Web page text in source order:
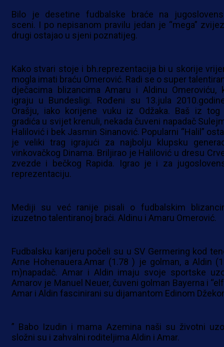
Bilo je desetine fudbalske braće na
sceni. I po nepisanom pravilu jedan je “mega”
drugi ostajao u sjeni poznatijeg.
Kako stvari stoje i bh.reprezentacija bi u skorije
mogla imati braću Omerović. Radi se o super
dječacima blizancima Amaru i Aldinu Omeroviću,
igraju u Bundesligi. Rođeni su 13.jula
Orašju, iako korijene vuku iz Odžaka. Baš iz
gradića u svijet krenuli, nekada čuveni napadač
Halilović i bek Jasmin Sinanović. Popularni “Halil”
je veliki trag igrajući za najbolju klupsku
vinkovačkog Dinama. Briljirao je Halilović u dresu
zvezde i bečkog Rapida. Igrao je i za
reprezentaciju.
Mediji su već ranije pisali o fudbalskim
izuzetno talentiranoj braći. Aldinu i Amaru Omerović.
Fudbalsku karijeru počeli su u SV Germering kod
Arne Hohenauera.Amar (1.78 ) je golman, a Aldin
m)napadač. Amar i Aldin imaju svoje sportske
Amarov je Manuel Neuer, čuveni golman Bayerna i
Amar i Aldin fascinirani su dijamantom Edinom
” Babo Izudin i mama Azemina naši su životni
složni su i zahvalni roditeljima Aldin i Amar.